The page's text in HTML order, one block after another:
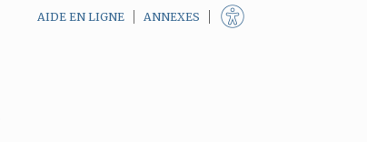
AIDE EN LIGNE ANNEXES